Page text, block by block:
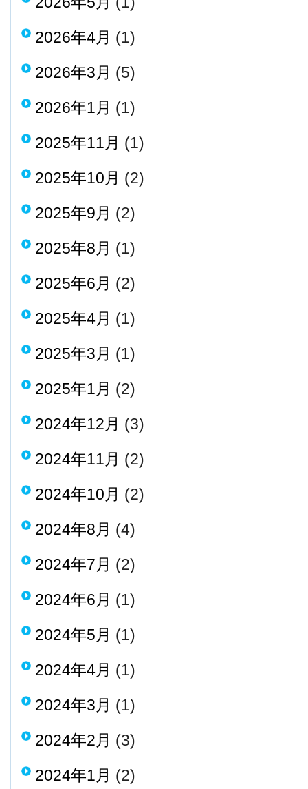
2026年4月 (1)
2026年3月 (5)
2026年1月 (1)
2025年11月 (1)
2025年10月 (2)
2025年9月 (2)
2025年8月 (1)
2025年6月 (2)
2025年4月 (1)
2025年3月 (1)
2025年1月 (2)
2024年12月 (3)
2024年11月 (2)
2024年10月 (2)
2024年8月 (4)
2024年7月 (2)
2024年6月 (1)
2024年5月 (1)
2024年4月 (1)
2024年3月 (1)
2024年2月 (3)
2024年1月 (2)